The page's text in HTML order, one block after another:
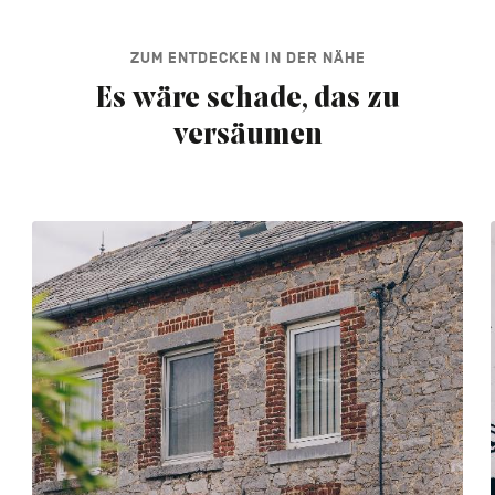
ZUM ENTDECKEN IN DER NÄHE
Es wäre schade, das zu
versäumen